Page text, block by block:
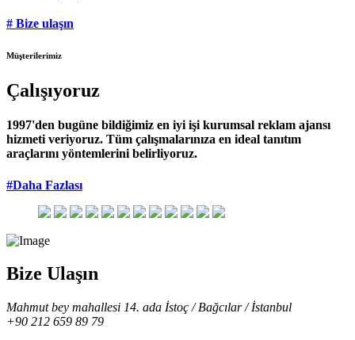
# Bize ulaşın
Müşterilerimiz
Çalışıyoruz
1997'den bugüne bildiğimiz en iyi işi kurumsal reklam ajansı
hizmeti veriyoruz. Tüm çalışmalarınıza en ideal tanıtım
araçlarını yöntemlerini belirliyoruz.
#Daha Fazlası
Bize Ulaşın
Mahmut bey mahallesi 14. ada İstoç / Bağcılar / İstanbul
+90 212 659 89 79